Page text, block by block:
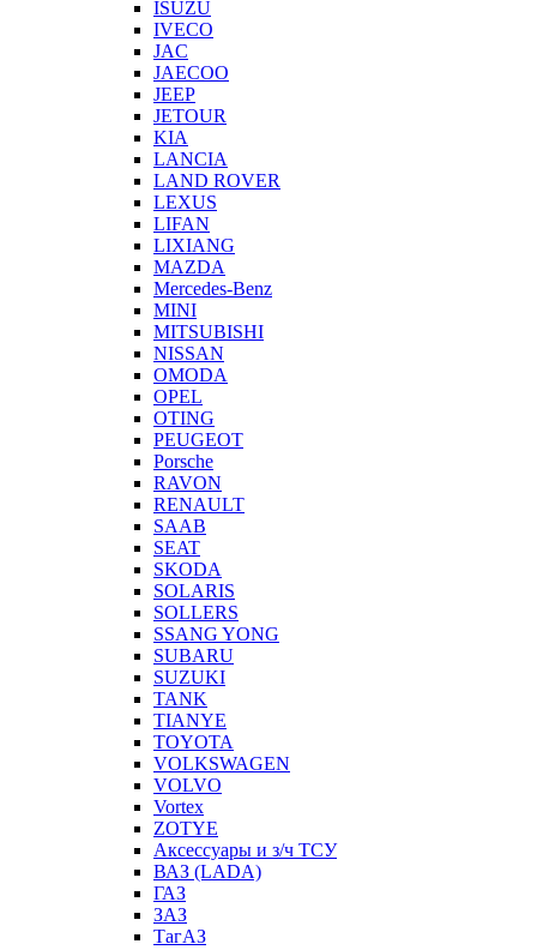
ISUZU
IVECO
JAC
JAECOO
JEEP
JETOUR
KIA
LANCIA
LAND ROVER
LEXUS
LIFAN
LIXIANG
MAZDA
Mercedes-Benz
MINI
MITSUBISHI
NISSAN
OMODA
OPEL
OTING
PEUGEOT
Porsche
RAVON
RENAULT
SAAB
SEAT
SKODA
SOLARIS
SOLLERS
SSANG YONG
SUBARU
SUZUKI
TANK
TIANYE
TOYOTA
VOLKSWAGEN
VOLVO
Vortex
ZOTYE
Аксессуары и з/ч ТСУ
ВАЗ (LADA)
ГАЗ
ЗАЗ
ТагАЗ